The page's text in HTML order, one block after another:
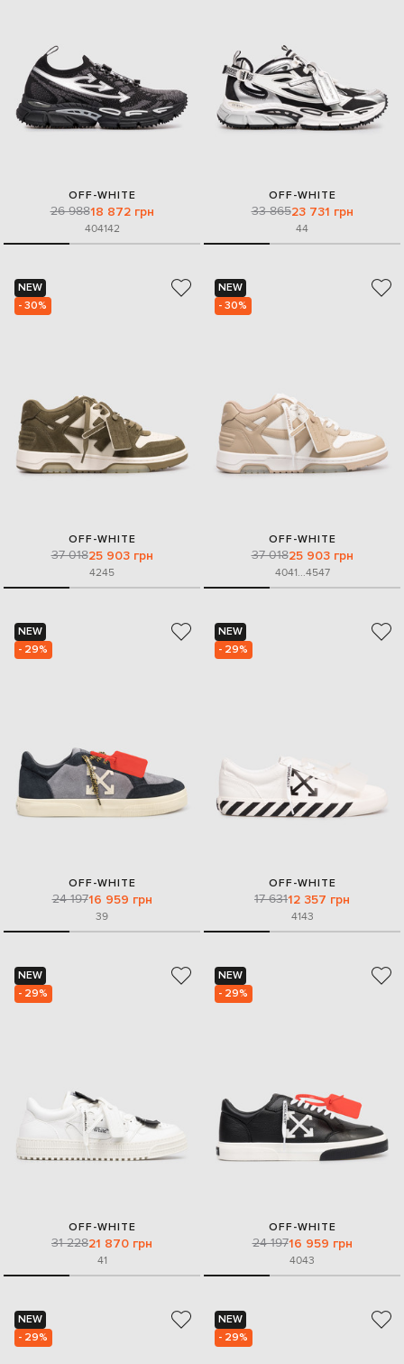
OFF-WHITE
26 98818 872 грн
404142
OFF-WHITE
33 86523 731 грн
44
NEW
- 30%
OFF-WHITE
37 01825 903 грн
4245
NEW
- 30%
OFF-WHITE
37 01825 903 грн
4041...4547
NEW
- 29%
OFF-WHITE
24 19716 959 грн
39
NEW
- 29%
OFF-WHITE
17 63112 357 грн
4143
NEW
- 29%
OFF-WHITE
31 22821 870 грн
41
NEW
- 29%
OFF-WHITE
24 19716 959 грн
4043
NEW
- 29%
NEW
- 29%